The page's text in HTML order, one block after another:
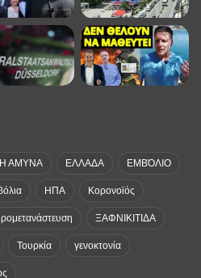
ΑΜΥΝΑ ΕΛΛΑΔΑ ΕΜΒΌΛΙΟ
ΗΠΑ Κορονοϊός
ΞΑΦΝΙΚΙΤΙΔΑ
Τουρκία γενοκτονία